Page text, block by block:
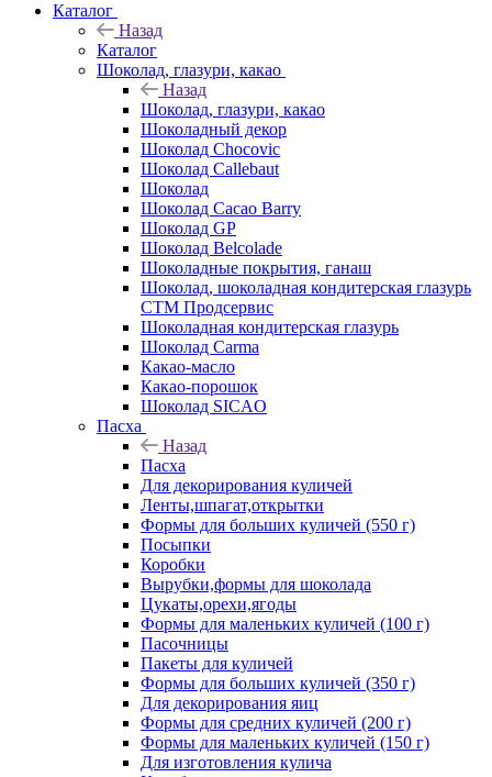
Каталог
Назад
Каталог
Шоколад, глазури, какао
Назад
Шоколад, глазури, какао
Шоколадный декор
Шоколад Chocovic
Шоколад Callebaut
Шоколад
Шоколад Cacao Barry
Шоколад GP
Шоколад Belcolade
Шоколадные покрытия, ганаш
Шоколад, шоколадная кондитерская глазурь
СТМ Продсервис
Шоколадная кондитерская глазурь
Шоколад Carma
Какао-масло
Какао-порошок
Шоколад SICAO
Пасха
Назад
Пасха
Для декорирования куличей
Ленты,шпагат,открытки
Формы для больших куличей (550 г)
Посыпки
Коробки
Вырубки,формы для шоколада
Цукаты,орехи,ягоды
Формы для маленьких куличей (100 г)
Пасочницы
Пакеты для куличей
Формы для больших куличей (350 г)
Для декорирования яиц
Формы для средних куличей (200 г)
Формы для маленьких куличей (150 г)
Для изготовления кулича